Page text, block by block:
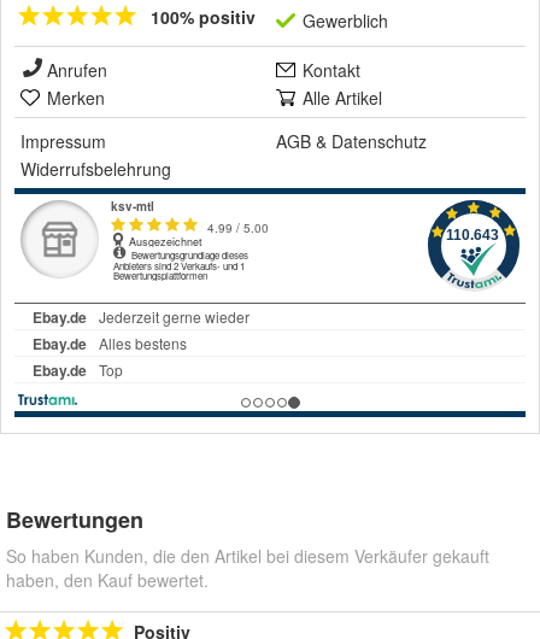
100% positiv
Gewerblich
Anrufen
Kontakt
Merken
Alle Artikel
Impressum
AGB & Datenschutz
Widerrufsbelehrung
Bewertungen
So haben Kunden, die den Artikel bei diesem Verkäufer gekauft
haben, den Kauf bewertet.
Positiv